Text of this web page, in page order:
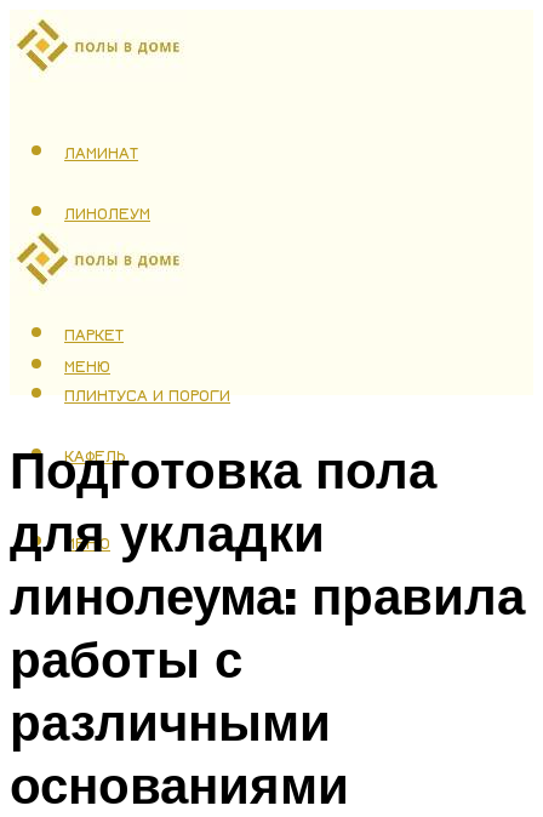
ЛАМИНАТ
ЛИНОЛЕУМ
ТЕПЛЫЙ ПОЛ
ПАРКЕТ
ПЛИНТУСА И ПОРОГИ
КАФЕЛЬ
МЕНЮ
МЕНЮ
Подготовка пола
для укладки
линолеума: правила
работы с
различными
основаниями